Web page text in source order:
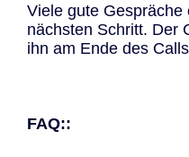
Viele gute Gespräche
nächsten Schritt. Der
ihn am Ende des
FAQ::